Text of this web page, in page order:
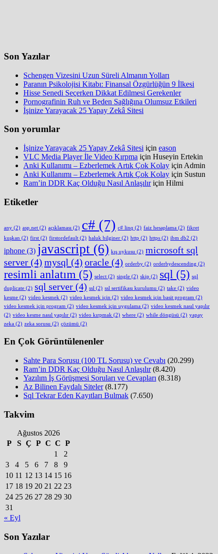
Son Yazılar
Schengen Vizesini Uzun Süreli Almanın Yolları
Paranın Psikolojisi Kitabı: Finansal Özgürlüğün 9 İlkesi
Hisse Senedi Seçerken Dikkat Edilmesi Gerekenler
Pornografinin Ruh ve Beden Sağlığına Olumsuz Etkileri
İşinize Yarayacak 25 Yapay Zekâ Sitesi
Son yorumlar
İşinize Yarayacak 25 Yapay Zekâ Sitesi için eason
VLC Media Player İle Video Kırpma için Huseyin Ertekin
Anki Kullanımı – Ezberlemek Artık Çok Kolay için Admin
Anki Kullanımı – Ezberlemek Artık Çok Kolay için Sustun
Ram’in DDR Kaç Olduğu Nasıl Anlaşılıriçin Hilmi
Etiketler
any (2) asp.net (2) açıklaması (2) c# (7) c# linq (2) faiz hesaplama (2) fikret
kuşkan (2) first (2) firstordefault (2) haluk bilginer (2) http (2) https (2) ibm db2 (2)
iphone (3) javascript (6) kış uykusu (2) microsoft sql
server (4) mysql (4) oracle (4) orderby (2) orderbydescending (2)
resimli anlatım (5) select (2) single (2) skip (2) sql (5) sql
duplicate (2) sql server (4) ssl (2) ssl sertifikası kurulumu (2) take (2) video
kesme (2) video kesmek (2) video kesmek için (2) video kesmek için basit program (2)
video kesmek için program (2) video kesmek için uygulama (2) video kesmek nasıl yapılır
(2) video kesme nasıl yapılır (2) video kırpmak (2) where (2) while döngüsü (2) yapay
zeka (2) zeka sorusu (2) çözümü (2)
En Çok Görüntülenenler
Sahte Para Sorusu (100 TL Sorusu) ve Cevabı (20.299)
Ram’in DDR Kaç Olduğu Nasıl Anlaşılır (8.420)
Yazılım İş Görüşmesi Soruları ve Cevapları (8.318)
Az Bilinen Faydalı Siteler (8.177)
Sql Tekrar Eden Kayıtları Bulmak (7.650)
Takvim
Ağustos 2026
P
S Ç P C C P
1
2
3
4 5 6 7 8
9
10 11 12 13 14 15 16
17 18 19 20 21 22 23
24 25 26 27 28 29 30
31
« Eyl
Son Yazılar